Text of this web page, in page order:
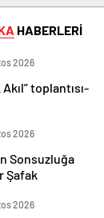
HABERLERİ
2026
toplantısı-
2026
Sonsuzluğa
Şafak
2026